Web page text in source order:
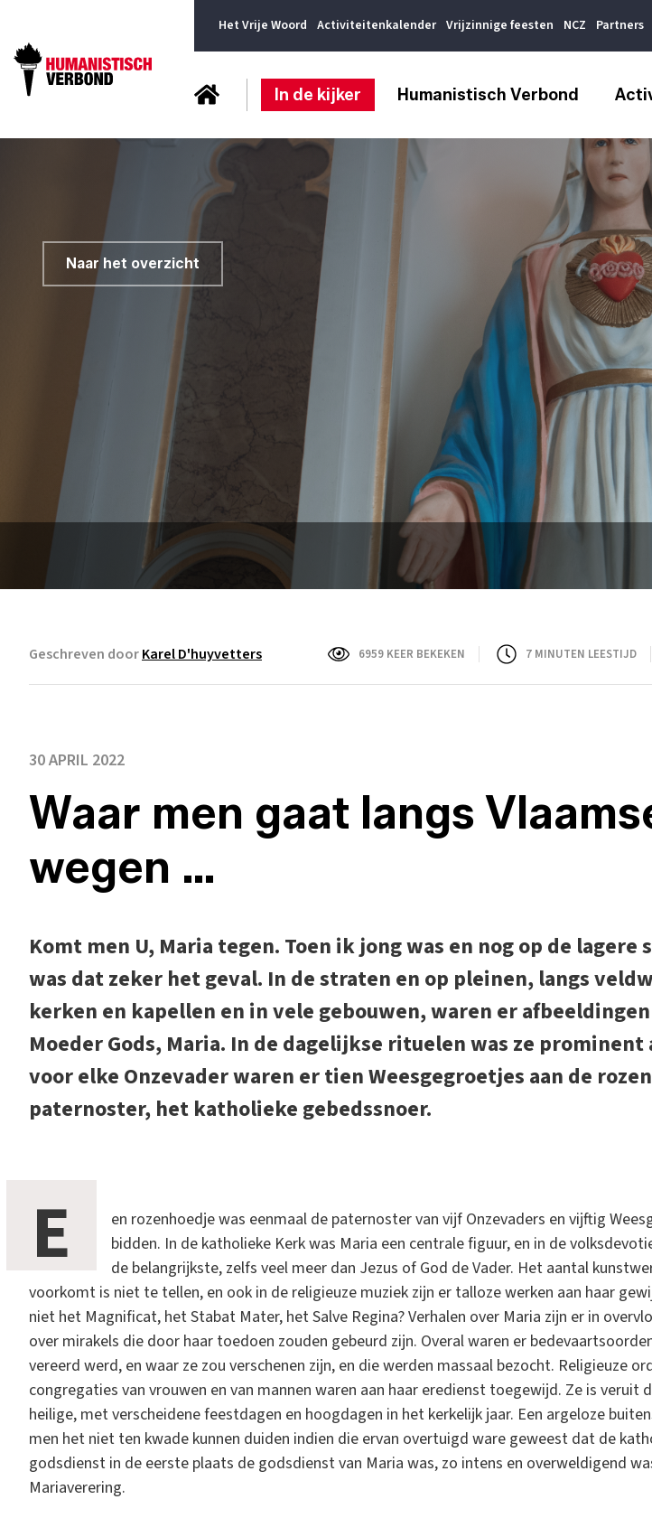
Het Vrije Woord Activiteitenkalender Vrijzinnige feesten NCZ Partners
In de kijker Humanistisch Verbond
Naar het overzicht
Geschreven doorKarel D'huyvetters 6959 KEER BEKEKEN 7 MINUTEN LEESTIJD
30 APRIL 2022
Waar men gaat langs
wegen …
Komt men U, Maria tegen. Toen ik jong was en nog op de lagere
was dat zeker het geval. In de straten en op pleinen, langs
kerken en kapellen en in vele gebouwen, waren er
Moeder Gods, Maria. In de dagelijkse rituelen was ze prominent
voor elke Onzevader waren er tien Weesgegroetjes aan de
paternoster, het katholieke gebedssnoer.
E
en rozenhoedje was eenmaal de paternoster van vijf Onzevaders en vijftig
bidden. In de katholieke Kerk was Maria een centrale figuur, en in de
de belangrijkste, zelfs veel meer dan Jezus of God de Vader. Het aantal
voorkomt is niet te tellen, en ook in de religieuze muziek zijn er talloze werken aan haar
niet het Magnificat, het Stabat Mater, het Salve Regina? Verhalen over Maria zijn er in
over mirakels die door haar toedoen zouden gebeurd zijn. Overal waren er
vereerd werd, en waar ze zou verschenen zijn, en die werden massaal bezocht. Religieuze
congregaties van vrouwen en van mannen waren aan haar eredienst toegewijd. Ze is veruit
heilige, met verscheidene feestdagen en hoogdagen in het kerkelijk jaar. Een argeloze
men het niet ten kwade kunnen duiden indien die ervan overtuigd ware geweest dat de
godsdienst in de eerste plaats de godsdienst van Maria was, zo intens en overweldigend
Mariaverering.